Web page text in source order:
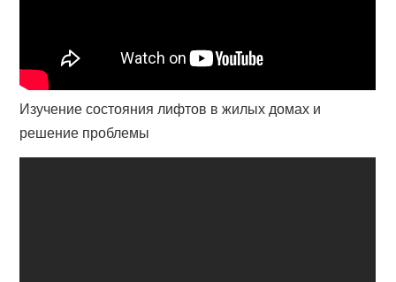
Изучение состояния лифтов в жилых домах и
решение проблемы